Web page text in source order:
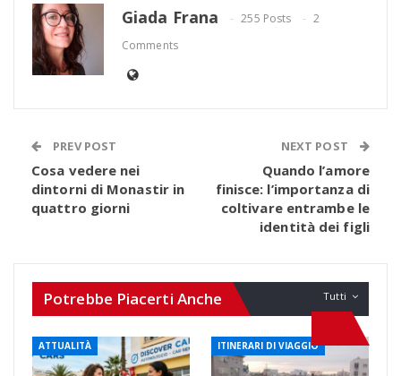
Giada Frana 255 Posts
2
Comments
PREV POST
Cosa vedere nei
dintorni di Monastir in
quattro giorni
NEXT POST
Quando l’amore
finisce: l’importanza di
coltivare entrambe le
identità dei figli
Tutti
Potrebbe Piacerti Anche
ATTUALITÀ ITINERARI DI VIAGGIO